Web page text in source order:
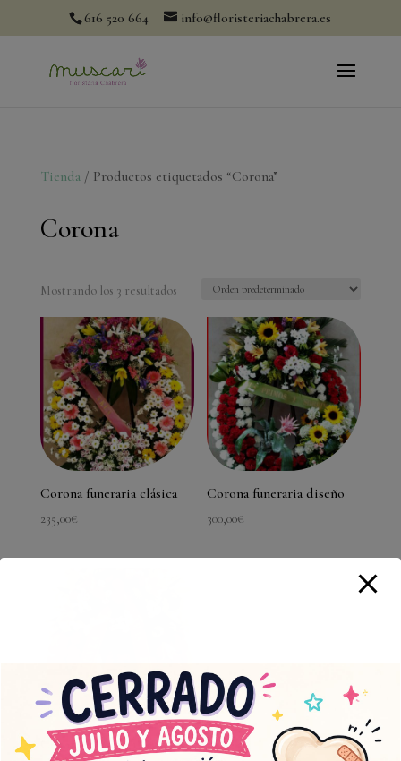
616 520 664 info@floristeriachabrera.es
Tienda/ Productos etiquetados “Corona”
Corona
Mostrando los 3 resultados
Corona funeraria clásica
235,00€
Corona funeraria diseño
300,00€
Corona funeraria sencilla
modal-check